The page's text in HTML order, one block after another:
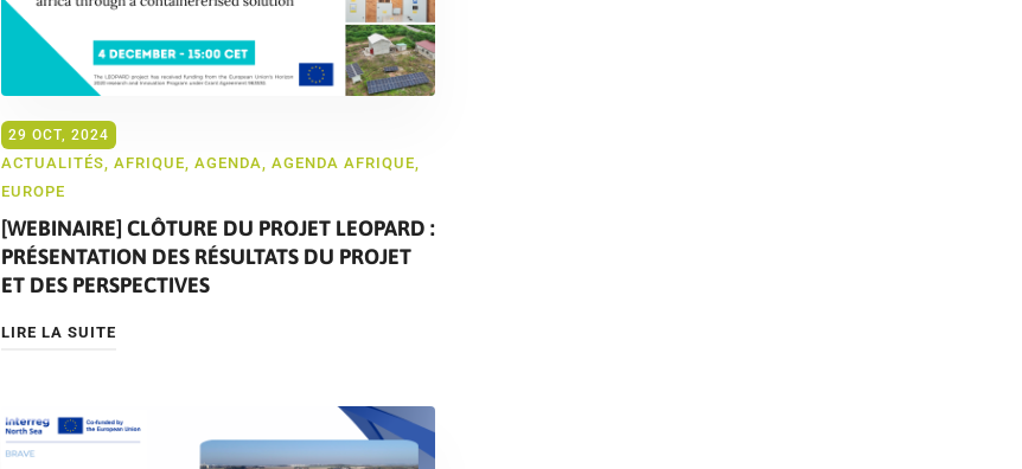
29 OCT, 2024
ACTUALITÉS AFRIQUE AGENDA AGENDA AFRIQUE
EUROPE
[WEBINAIRE] CLÔTURE DU PROJET LEOPARD :
PRÉSENTATION DES RÉSULTATS DU PROJET
ET DES PERSPECTIVES
LIRE LA SUITE